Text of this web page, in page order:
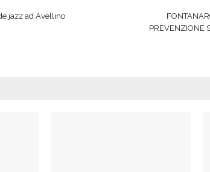
jazz ad Avellino
PREVENZIONE